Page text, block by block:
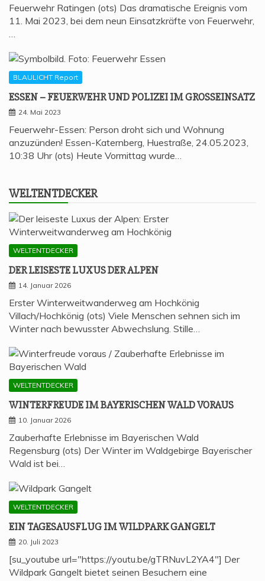
Feuerwehr Ratingen (ots) Das dramatische Ereignis vom
11. Mai 2023, bei dem neun Einsatzkräfte von Feuerwehr,
…
BLAULICHT Report
ESSEN – FEU­ER­WEHR UND POLI­ZEI IM GROSSEINSATZ
24. Mai 2023
Feuerwehr-Essen: Person droht sich und Wohnung
anzuzünden! Essen-Katernberg, Huestraße, 24.05.2023,
10:38 Uhr (ots) Heute Vormittag wurde…
WELT­ENT­DE­CKER
WELTENTDECKER
DER LEI­SES­TE LUXUS DER ALPEN
14. Januar 2026
Erster Winterweitwanderweg am Hochkönig
Villach/Hochkönig (ots) Viele Menschen sehnen sich im
Winter nach bewusster Abwechslung. Stille…
WELTENTDECKER
WIN­TER­FREU­DE IM BAYE­RI­SCHEN WALD VORAUS
10. Januar 2026
Zauberhafte Erlebnisse im Bayerischen Wald
Regensburg (ots) Der Winter im Waldgebirge Bayerischer
Wald ist bei…
WELTENTDECKER
EIN TAGES­AUS­FLUG IM WILD­PARK GANGELT
20. Juli 2023
[su_youtube url="https://youtu.be/gTRNuvL2YA4"] Der
Wildpark Gangelt bietet seinen Besuchern eine